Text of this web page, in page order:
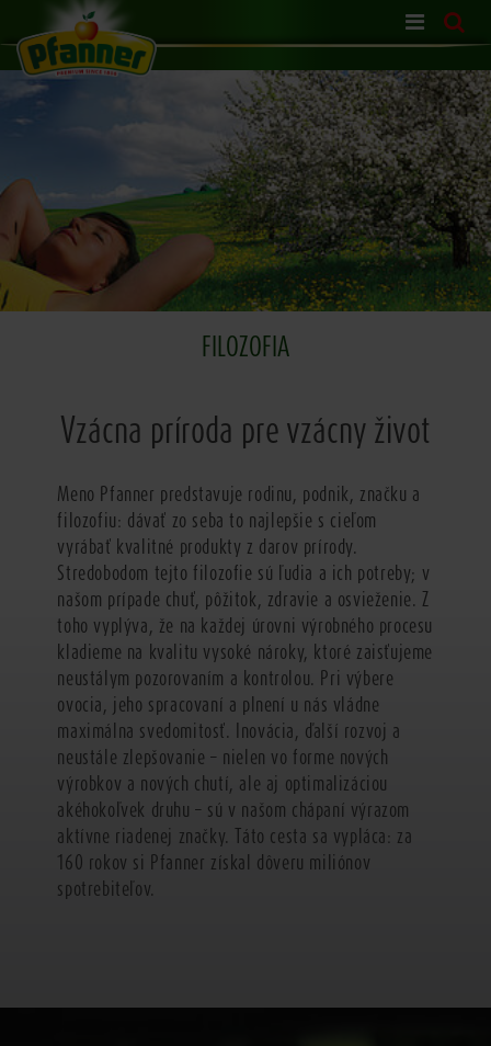
Skip
navigation
FILOZOFIA
Vzácna príroda pre vzácny život
Meno Pfanner predstavuje rodinu, podnik, značku a
filozofiu: dávať zo seba to najlepšie s cieľom
vyrábať kvalitné produkty z darov prírody.
Stredobodom tejto filozofie sú ľudia a ich potreby; v
našom prípade chuť, pôžitok, zdravie a osvieženie. Z
toho vyplýva, že na každej úrovni výrobného procesu
kladieme na kvalitu vysoké nároky, ktoré zaisťujeme
neustálym pozorovaním a kontrolou. Pri výbere
ovocia, jeho spracovaní a plnení u nás vládne
maximálna svedomitosť. Inovácia, ďalší rozvoj a
neustále zlepšovanie – nielen vo forme nových
výrobkov a nových chutí, ale aj optimalizáciou
akéhokoľvek druhu – sú v našom chápaní výrazom
aktívne riadenej značky. Táto cesta sa vypláca: za
160 rokov si Pfanner získal dôveru miliónov
spotrebiteľov.